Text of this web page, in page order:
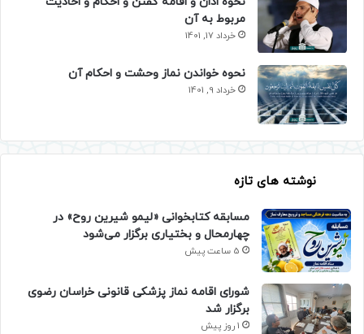
مربوط به آن
خرداد 17, 1401
نحوه خواندن نماز وحشت و احکام آن
خرداد 9, 1401
نوشته های تازه
مسابقه کتابخوانی «لیمو شیرین روح» در
چهارمحال و بختیاری برگزار می‌شود
5 ساعت پیش
شورای اقامه نماز پزشکی قانونی خراسان رضوی
برگزار شد
1 روز پیش